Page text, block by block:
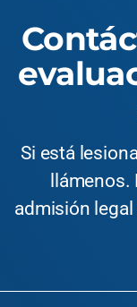
Si está
admisión